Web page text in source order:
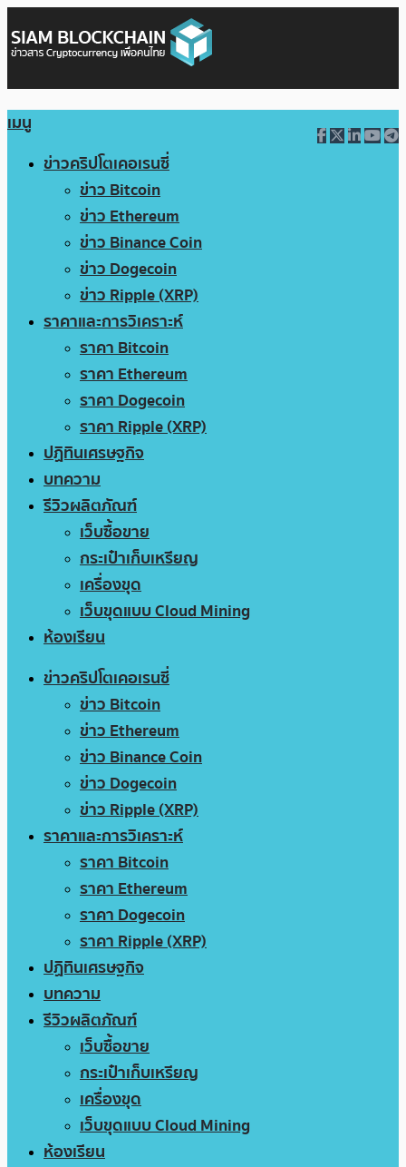
เมนู
ข่าวคริปโตเคอเรนซี่
ข่าว Bitcoin
ข่าว Ethereum
ข่าว Binance Coin
ข่าว Dogecoin
ข่าว Ripple (XRP)
ราคาและการวิเคราะห์
ราคา Bitcoin
ราคา Ethereum
ราคา Dogecoin
ราคา Ripple (XRP)
ปฏิทินเศรษฐกิจ
บทความ
รีวิวผลิตภัณฑ์
เว็บซื้อขาย
กระเป๋าเก็บเหรียญ
เครื่องขุด
เว็บขุดแบบ Cloud Mining
ห้องเรียน
ข่าวคริปโตเคอเรนซี่
ข่าว Bitcoin
ข่าว Ethereum
ข่าว Binance Coin
ข่าว Dogecoin
ข่าว Ripple (XRP)
ราคาและการวิเคราะห์
ราคา Bitcoin
ราคา Ethereum
ราคา Dogecoin
ราคา Ripple (XRP)
ปฏิทินเศรษฐกิจ
บทความ
รีวิวผลิตภัณฑ์
เว็บซื้อขาย
กระเป๋าเก็บเหรียญ
เครื่องขุด
เว็บขุดแบบ Cloud Mining
ห้องเรียน